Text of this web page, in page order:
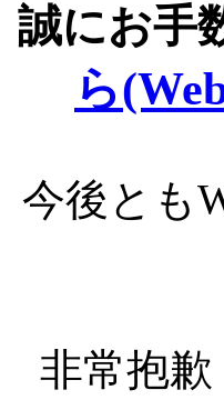
誠にお手
ら
今後とも
非常抱